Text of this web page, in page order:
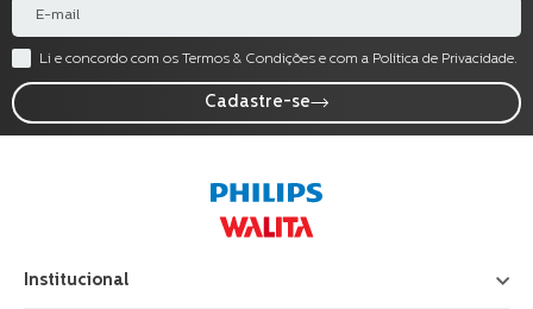
Li e concordo com os Termos & Condições e com a Política de Privacidade.
Cadastre-se
Institucional +